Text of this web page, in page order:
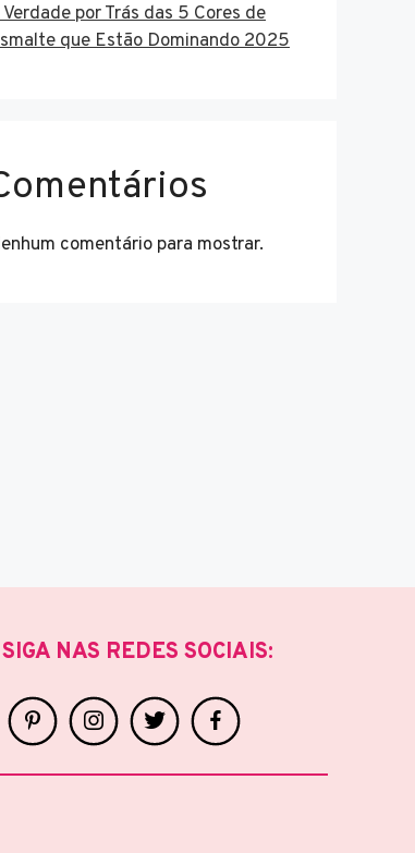
Verdade por Trás das 5 Cores de
que Estão Dominando 2025
comentário para mostrar.
SIGA NAS REDES SOCIAIS: